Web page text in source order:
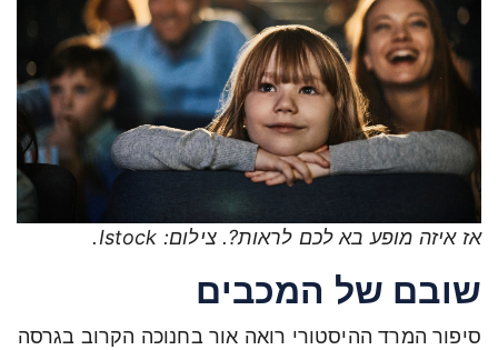
אז איזה מופע בא לכם לראות?. צילום: Istock.
שובם של המכבים
סיפור המרד ההיסטורי רואה אור בחנוכה הקרוב בגרסה